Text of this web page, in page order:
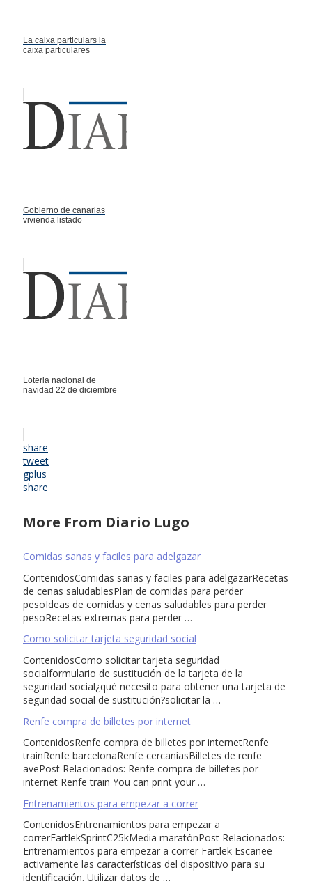
La caixa particulars la
caixa particulares
Gobierno de canarias
vivienda listado
Loteria nacional de
navidad 22 de diciembre
share
tweet
gplus
share
More From Diario Lugo
Comidas sanas y faciles para adelgazar
ContenidosComidas sanas y faciles para adelgazarRecetas
de cenas saludablesPlan de comidas para perder
pesoIdeas de comidas y cenas saludables para perder
pesoRecetas extremas para perder …
Como solicitar tarjeta seguridad social
ContenidosComo solicitar tarjeta seguridad
socialformulario de sustitución de la tarjeta de la
seguridad social¿qué necesito para obtener una tarjeta de
seguridad social de sustitución?solicitar la …
Renfe compra de billetes por internet
ContenidosRenfe compra de billetes por internetRenfe
trainRenfe barcelonaRenfe cercaníasBilletes de renfe
avePost Relacionados: Renfe compra de billetes por
internet Renfe train You can print your …
Entrenamientos para empezar a correr
ContenidosEntrenamientos para empezar a
correrFartlekSprintC25kMedia maratónPost Relacionados:
Entrenamientos para empezar a correr Fartlek Escanee
activamente las características del dispositivo para su
identificación. Utilizar datos de …